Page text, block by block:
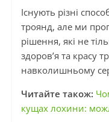
Існують різні
троянд, але ми
рішення, які не
здоров’я та красу
навколишньому
Читайте також:
кущах лохини: